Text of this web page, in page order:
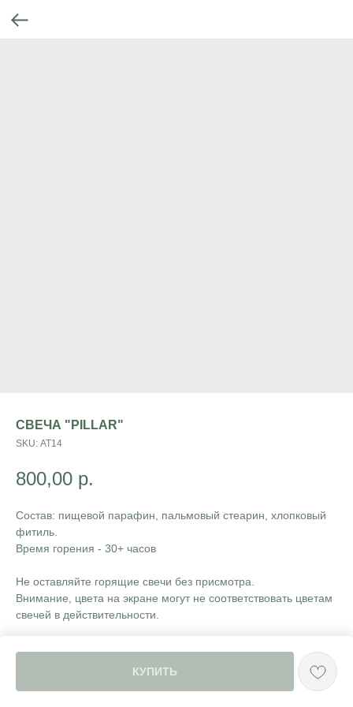
СВЕЧА "PILLAR"
SKU: АТ14
800,00 р.
КУПИТЬ
Состав: пищевой парафин, пальмовый стеарин, хлопковый
фитиль.
Время горения - 30+ часов
Не оставляйте горящие свечи без присмотра.
Внимание, цвета на экране могут не соответствовать цветам
свечей в действительности.